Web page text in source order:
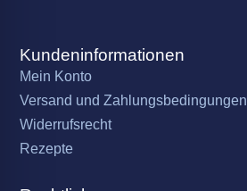
Kundeninformationen
Mein Konto
Versand und Zahlungsbedingungen
Widerrufsrecht
Rezepte